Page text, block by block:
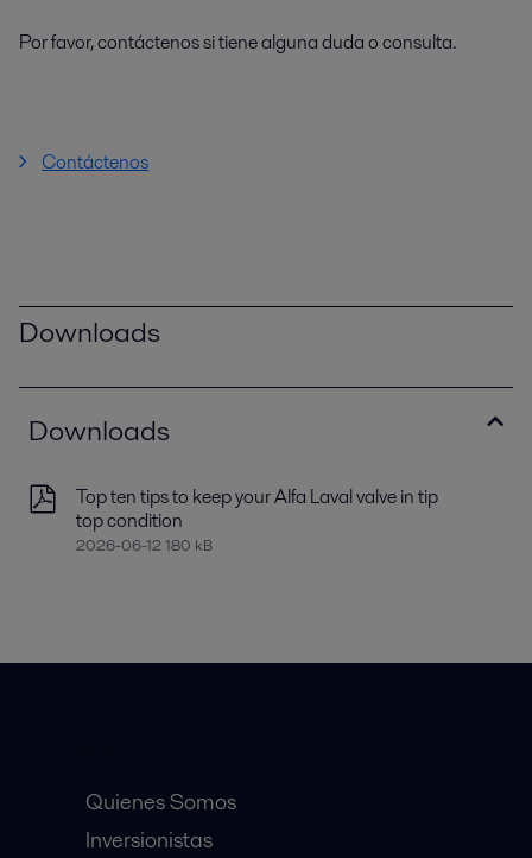
Por favor, contáctenos si tiene alguna duda o consulta.
Contáctenos
Downloads
Downloads
Top ten tips to keep your Alfa Laval valve in tip
top condition
2026-06-12 180 kB
Quienes Somos
Inversionistas